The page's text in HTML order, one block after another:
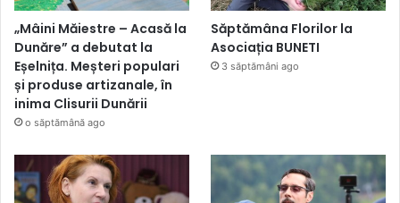
„Mâini Măiestre – Acasă la
Dunăre” a debutat la
Eșelnița. Meșteri populari
și produse artizanale, în
inima Clisurii Dunării
o săptămână ago
Săptămâna Florilor la
Asociația BUNETI
3 săptămâni ago